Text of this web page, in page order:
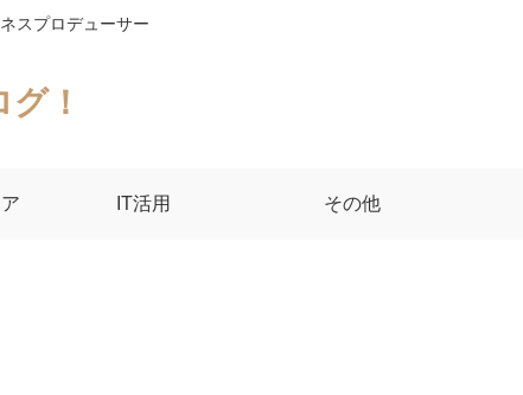
スプロデューサー
！
IT活用 その他